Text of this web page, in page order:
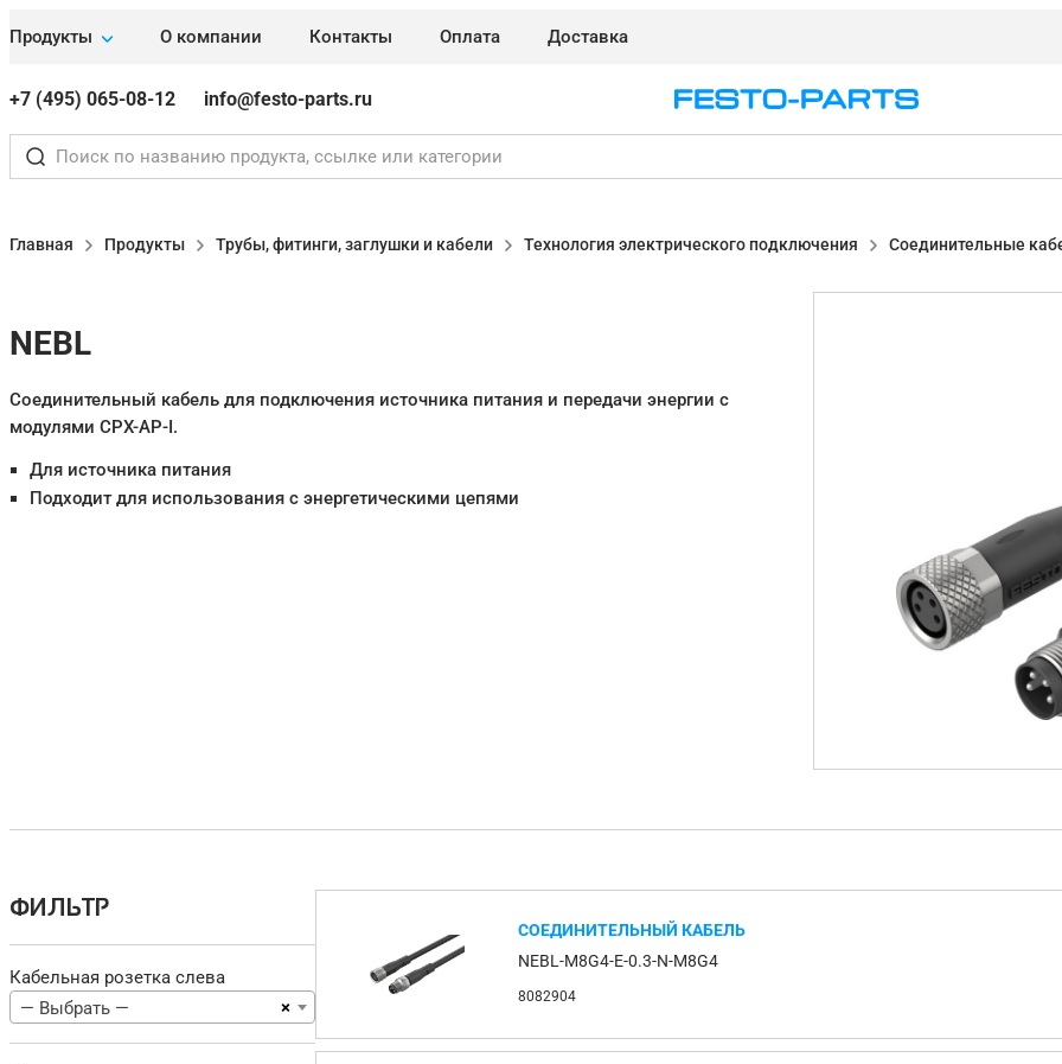
Продукты О компании Контакты Оплата Доставка
+7 (495) 065-08-12 info@festo-parts.ru
Главная Продукты Трубы, фитинги, заглушки и кабели Технология электрического подключения Соединительные
NEBL
Соединительный кабель для подключения источника питания и передачи энергии с
модулями CPX-AP-I.
Для источника питания
Подходит для использования с энергетическими цепями
ФИЛЬТР
Кабельная розетка слева
×
— Выбрать —
СОЕДИНИТЕЛЬНЫЙ КАБЕЛЬ
NEBL-M8G4-E-0.3-N-M8G4
8082904